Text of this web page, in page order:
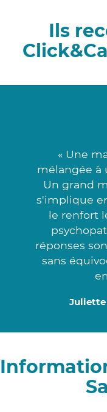
Ils
« Une
mélangée à
Un grand
s'implique
le renfort
réponses
sans
Juliette